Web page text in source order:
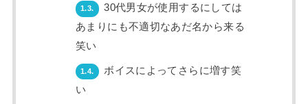
1.3.
30代男女が使用するにしては
あまりにも不適切なあだ名から来る
笑い
1.4.
ボイスによってさらに増す笑
い